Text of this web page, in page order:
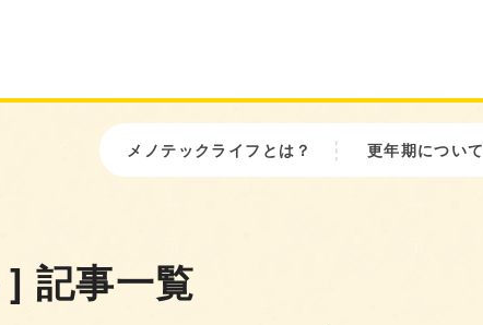
メノテックライフとは？ 更年期について
記事一覧